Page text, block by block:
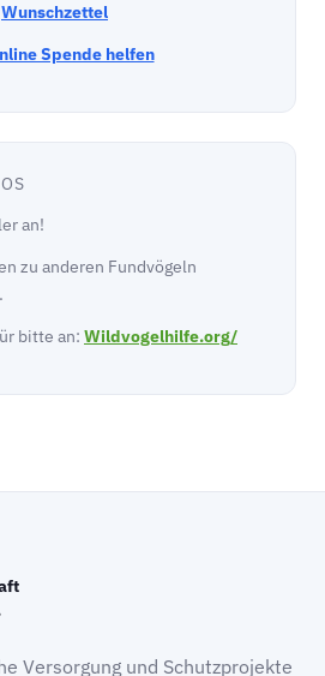
Wunschzettel
Spende helfen
an!
zu anderen Fundvögeln
.
bitte an: Wildvogelhilfe.org/
Versorgung und Schutzprojekte